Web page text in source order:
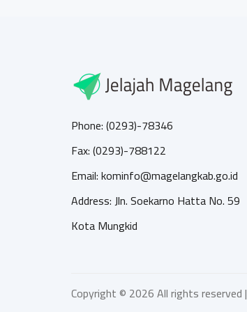
Phone: (0293)-78346
Fax: (0293)-788122
Email: kominfo@magelangkab.go.id
Address: Jln. Soekarno Hatta No. 59
Kota Mungkid
Copyright © 2026 All rights reserved |